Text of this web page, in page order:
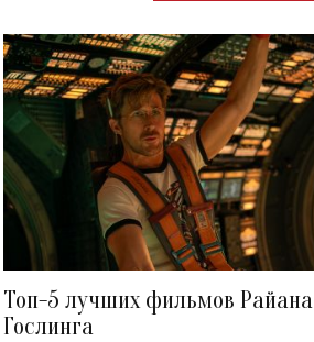
Топ-5 лучших фильмов Райана
Гослинга